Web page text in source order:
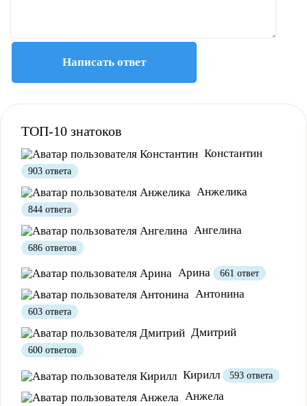
Написать ответ
ТОП-10 знатоков
Константин
903 ответа
Анжелика
844 ответа
Ангелина
686 ответов
Арина 661 ответ
Антонина
603 ответа
Дмитрий
600 ответов
Кирилл 593 ответа
Анжела